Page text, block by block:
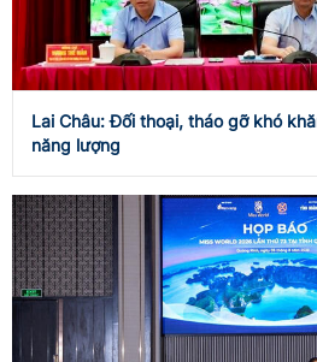
Lai Châu: Đối thoại, tháo gỡ khó
năng lượng